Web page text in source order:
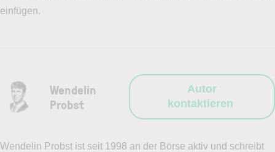
einfügen.
Wendelin
Probst
Autor
kontaktieren
Wendelin Probst ist seit 1998 an der Börse aktiv und schreibt